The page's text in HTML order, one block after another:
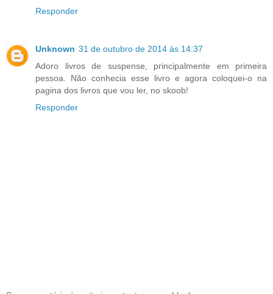
Responder
Unknown 31 de outubro de 2014 às 14:37
Adoro livros de suspense, principalmente em primeira
pessoa. Não conhecia esse livro e agora coloquei-o na
pagina dos livros que vou ler, no skoob!
Responder